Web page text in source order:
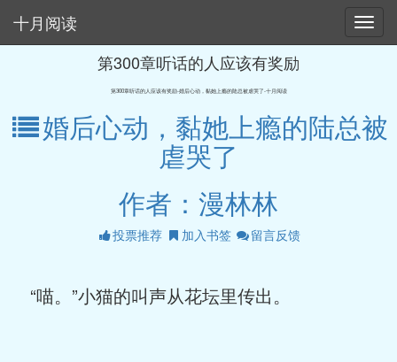
十月阅读
第300章听话的人应该有奖励
第300章听话的人应该有奖励-婚后心动，黏她上瘾的陆总被虐哭了-十月阅读
婚后心动，黏她上瘾的陆总被
虐哭了
作者：漫林林
投票推荐 加入书签 留言反馈
“喵。”小猫的叫声从花坛里传出。